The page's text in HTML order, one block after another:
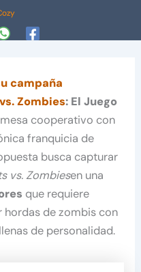
campaña
Zombies: El Juego
cooperativo con
franquicia de
busca capturar
vs. Zombiesen una
que requiere
hordas de zombis con
de personalidad.